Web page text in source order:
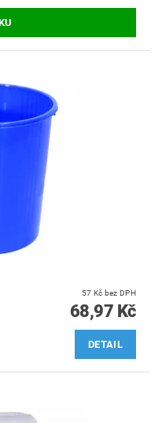
57 Kč bez DPH
68,97 Kč
DETAIL